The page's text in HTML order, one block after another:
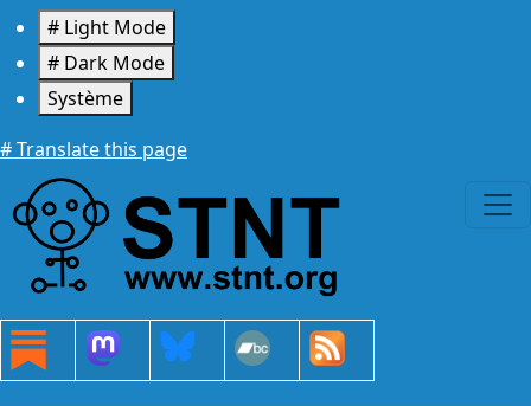
Aller au contenu principal
# Light Mode
# Dark Mode
Système
# Translate this page